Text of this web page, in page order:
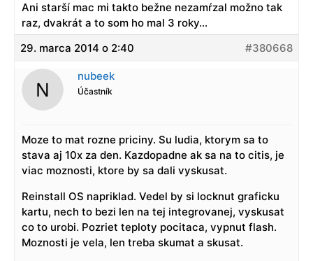
Ani starší mac mi takto bežne nezamŕzal možno tak
raz, dvakrát a to som ho mal 3 roky…
29. marca 2014 o 2:40
#380668
nubeek
Účastník
Moze to mat rozne priciny. Su ludia, ktorym sa to
stava aj 10x za den. Kazdopadne ak sa na to citis, je
viac moznosti, ktore by sa dali vyskusat.
Reinstall OS napriklad. Vedel by si locknut graficku
kartu, nech to bezi len na tej integrovanej, vyskusat
co to urobi. Pozriet teploty pocitaca, vypnut flash.
Moznosti je vela, len treba skumat a skusat.